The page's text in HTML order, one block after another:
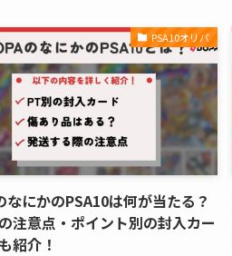
PSA10オリパ
なにかのPSA10は何が当たる？
注意点・ポイント別の封入カー
紹介！